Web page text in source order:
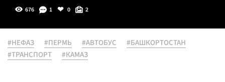
676 1 0 2
#НЕФАЗ #ПЕРМЬ #АВТОБУС
#БАШКОРТОСТАН
#ТРАНСПОРТ
#КАМАЗ